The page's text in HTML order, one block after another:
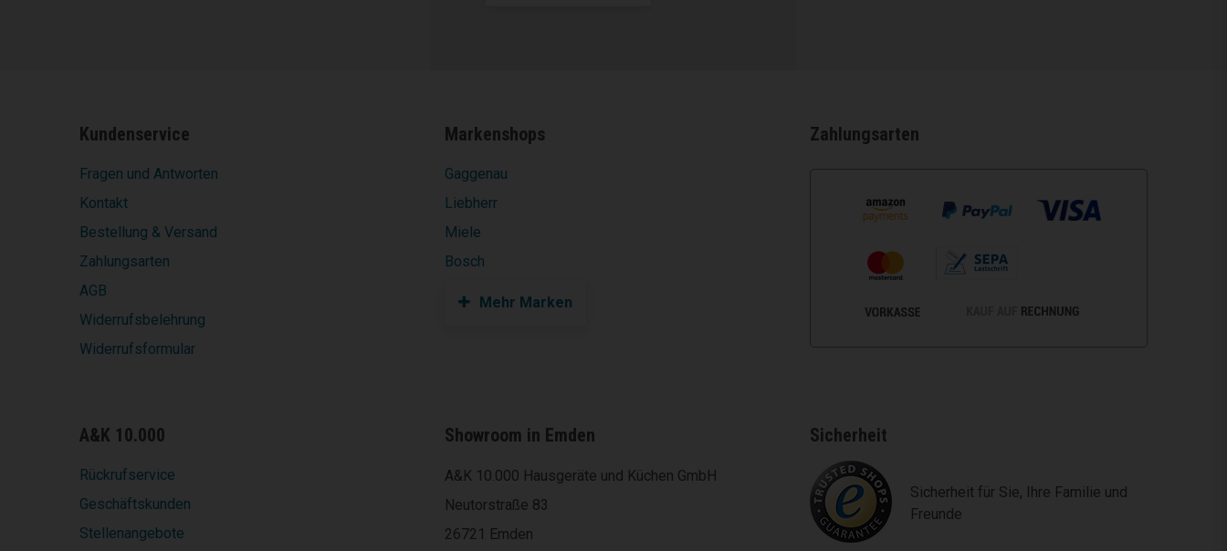
Kundenservice
Fragen und Antworten
Kontakt
Bestellung & Versand
Zahlungsarten
AGB
Widerrufsbelehrung
Widerrufsformular
Markenshops
Gaggenau
Liebherr
Miele
Bosch
Mehr Marken
Zahlungsarten
A&K 10.000
Rückrufservice
Geschäftskunden
Stellenangebote
Showroom in Emden
A&K 10.000 Hausgeräte und Küchen GmbH
Neutorstraße 83
26721 Emden
Sicherheit
Sicherheit für Sie, Ihre Familie und
Freunde